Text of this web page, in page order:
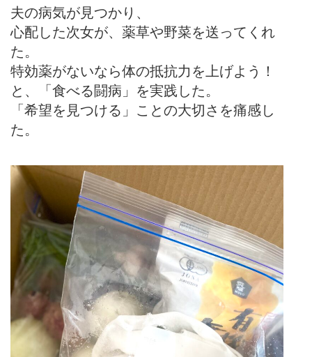
夫の病気が見つかり、
心配した次女が、薬草や野菜を送ってくれ
た。
特効薬がないなら体の抵抗力を上げよう！
と、「食べる闘病」を実践した。
「希望を見つける」ことの大切さを痛感し
た。